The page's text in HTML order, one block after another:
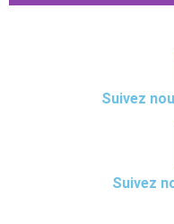
Suivez
Suivez